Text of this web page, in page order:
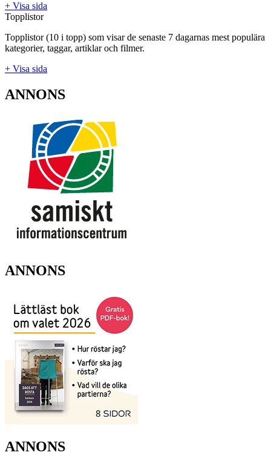
+ Visa sida
Topplistor
Topplistor (10 i topp) som visar de senaste 7 dagarnas mest populära
kategorier, taggar, artiklar och filmer.
+ Visa sida
ANNONS
ANNONS
ANNONS